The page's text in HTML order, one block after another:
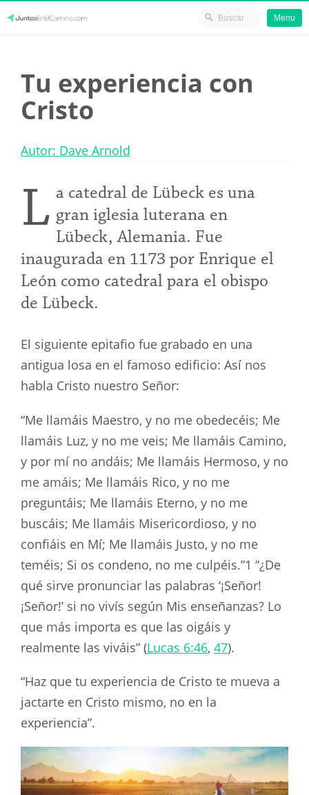
content
Menu
Tu experiencia con
Cristo
Autor: Dave Arnold
L a catedral de Lübeck es una
gran iglesia luterana en
Lübeck, Alemania. Fue
inaugurada en 1173 por Enrique el
León como catedral para el obispo
de Lübeck.
El siguiente epitafio fue grabado en una
antigua losa en el famoso edificio: Así nos
habla Cristo nuestro Señor:
“Me llamáis Maestro, y no me obedecéis; Me
llamáis Luz, y no me veis; Me llamáis Camino,
y por mí no andáis; Me llamáis Hermoso, y no
me amáis; Me llamáis Rico, y no me
preguntáis; Me llamáis Eterno, y no me
buscáis; Me llamáis Misericordioso, y no
confiáis en Mí; Me llamáis Justo, y no me
teméis; Si os condeno, no me culpéis.”1 “¿De
qué sirve pronunciar las palabras ‘¡Señor!
¡Señor!’ si no vivís según Mis enseñanzas? Lo
que más importa es que las oigáis y
realmente las viváis” (Lucas 6:46, 47).
“Haz que tu experiencia de Cristo te mueva a
jactarte en Cristo mismo, no en la
experiencia”.